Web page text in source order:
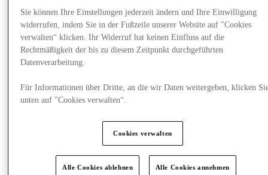
Plane Deinen Besuch
Sie können Ihre Einstellungen jederzeit ändern und Ihre Einwilligung
widerrufen, indem Sie in der Fußzeile unserer Website auf "Cookies
verwalten“ klicken. Ihr Widerruf hat keinen Einfluss auf die
Rechtmäßigkeit der bis zu diesem Zeitpunkt durchgeführten
Datenverarbeitung.
Für Informationen über Dritte, an die wir Daten weitergeben, klicken
unten auf "Cookies verwalten“.
Cookies verwalten
Alle Cookies ablehnen Alle Cookies annehmen